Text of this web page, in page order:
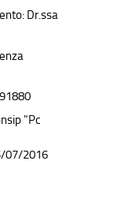
Dr.ssa
"Pc
07/2016